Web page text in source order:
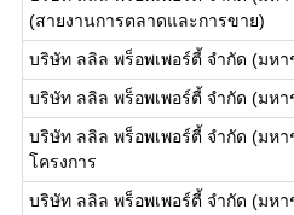
(สายงานการตลาดและการขาย)
บริษัท ลลิล พร็อพเพอร์ตี้ จำกัด (มห
บริษัท ลลิล พร็อพเพอร์ตี้ จำกัด (มห
บริษัท ลลิล พร็อพเพอร์ตี้ จำกัด (มห
โครงการ
บริษัท ลลิล พร็อพเพอร์ตี้ จำกัด (มห